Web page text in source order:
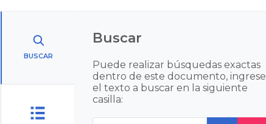
BUSCAR
Buscar
Puede realizar búsquedas exactas
dentro de este documento, ingrese
el texto a buscar en la siguiente
casilla: